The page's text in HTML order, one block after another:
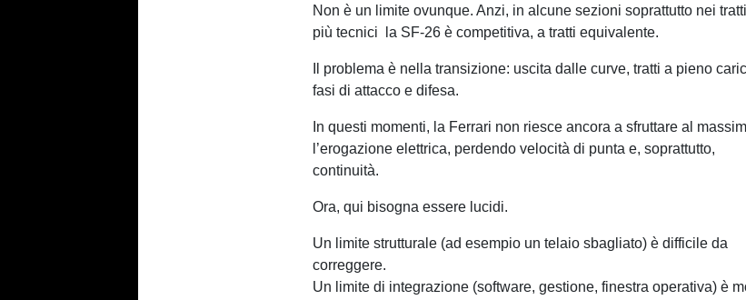
Non è un limite ovunque. Anzi, in alcune sezioni soprattutto nei tratti
più tecnici la SF-26 è competitiva, a tratti equivalente.
Il problema è nella transizione: uscita dalle curve, tratti a pieno
fasi di attacco e difesa.
In questi momenti, la Ferrari non riesce ancora a sfruttare al
l’erogazione elettrica, perdendo velocità di punta e, soprattutto,
continuità.
Ora, qui bisogna essere lucidi.
Un limite strutturale (ad esempio un telaio sbagliato) è difficile da
correggere.
Un limite di integrazione (software, gestione, finestra operativa) è